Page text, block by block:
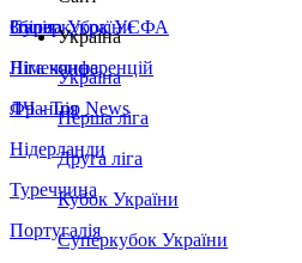
Збірна України
Італія
Німеччина
Франція
Нідерланди
Туреччина
Португалія
Суперкубок УЄФА
Ліга конференцій
ЛЧ - Top News
Україна
Україна
Перша ліга
Друга ліга
Кубок України
Суперкубок України